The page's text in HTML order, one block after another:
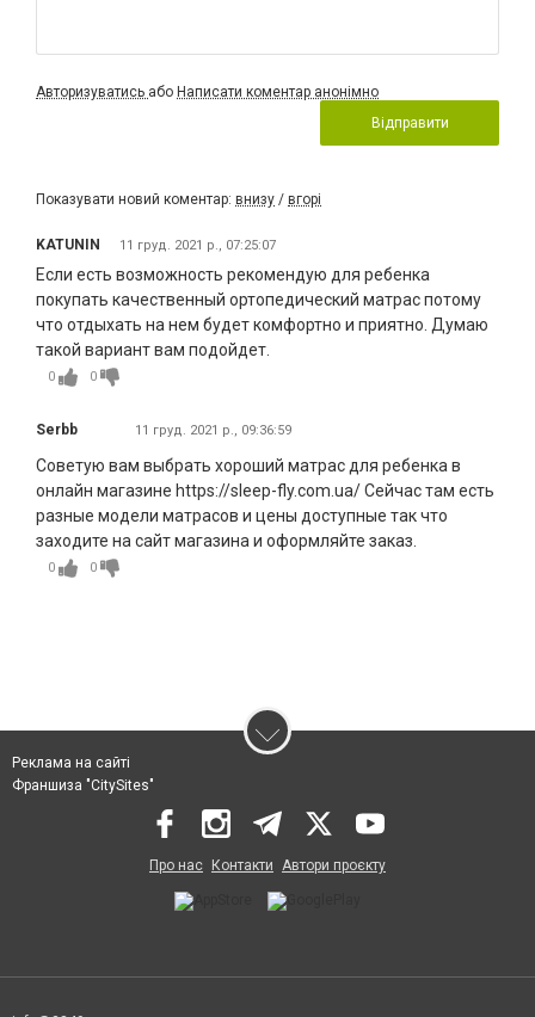
Авторизуватись або Написати коментар анонімно
Відправити
Показувати новий коментар: внизу / вгорі
KATUNIN 11 груд. 2021 р., 07:25:07
Если есть возможность рекомендую для ребенка
покупать качественный ортопедический матрас потому
что отдыхать на нем будет комфортно и приятно. Думаю
такой вариант вам подойдет.
0 0
Serbb 11 груд. 2021 р., 09:36:59
Советую вам выбрать хороший матрас для ребенка в
онлайн магазине https://sleep-fly.com.ua/ Сейчас там есть
разные модели матрасов и цены доступные так что
заходите на сайт магазина и оформляйте заказ.
0 0
Реклама на сайті
Франшиза "CitySites"
Про нас Контакти Автори проєкту